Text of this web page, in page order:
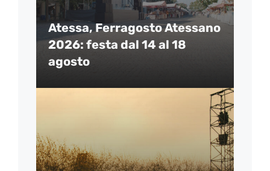
Atessa, Ferragosto Atessano
2026: festa dal 14 al 18
agosto